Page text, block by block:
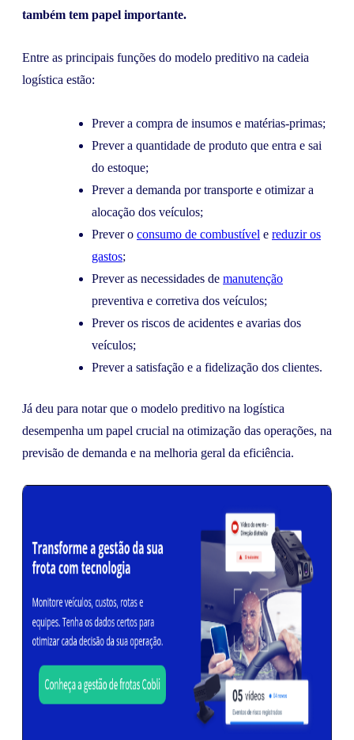
também tem papel importante.
Entre as principais funções do modelo preditivo na cadeia
logística estão:
Prever a compra de insumos e matérias-primas;
Prever a quantidade de produto que entra e sai
do estoque;
Prever a demanda por transporte e otimizar a
alocação dos veículos;
Prever o consumo de combustível e reduzir os
gastos;
Prever as necessidades de manutenção
preventiva e corretiva dos veículos;
Prever os riscos de acidentes e avarias dos
veículos;
Prever a satisfação e a fidelização dos clientes.
Já deu para notar que o modelo preditivo na logística
desempenha um papel crucial na otimização das operações, na
previsão de demanda e na melhoria geral da eficiência.